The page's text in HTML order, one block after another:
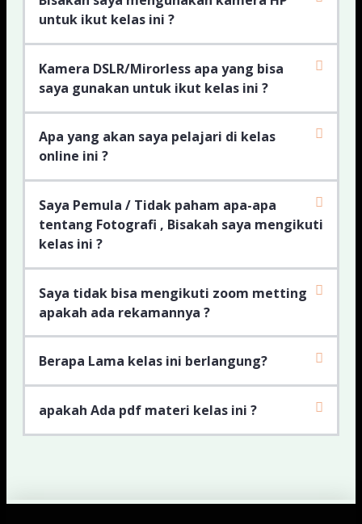
untuk ikut kelas ini ?
Kamera DSLR/Mirorless apa yang bisa
saya gunakan untuk ikut kelas ini ?
Apa yang akan saya pelajari di kelas
online ini ?
Saya Pemula / Tidak paham apa-apa
tentang Fotografi , Bisakah saya mengikuti
kelas ini ?
Saya tidak bisa mengikuti zoom metting
apakah ada rekamannya ?
Berapa Lama kelas ini berlangung?
apakah Ada pdf materi kelas ini ?